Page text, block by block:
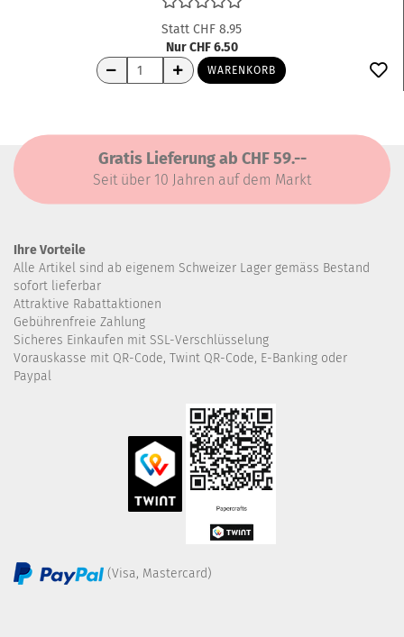
Statt CHF 8.95
Nur CHF 6.50
WARENKORB
Gratis Lieferung ab CHF 59.--
Seit über 10 Jahren auf dem Markt
Ihre Vorteile
Alle Artikel sind ab eigenem Schweizer Lager gemäss Bestand
sofort lieferbar
Attraktive Rabattaktionen
Gebührenfreie Zahlung
Sicheres Einkaufen mit SSL-Verschlüsselung
Vorauskasse mit QR-Code, Twint QR-Code, E-Banking oder
Paypal
(Visa, Mastercard)